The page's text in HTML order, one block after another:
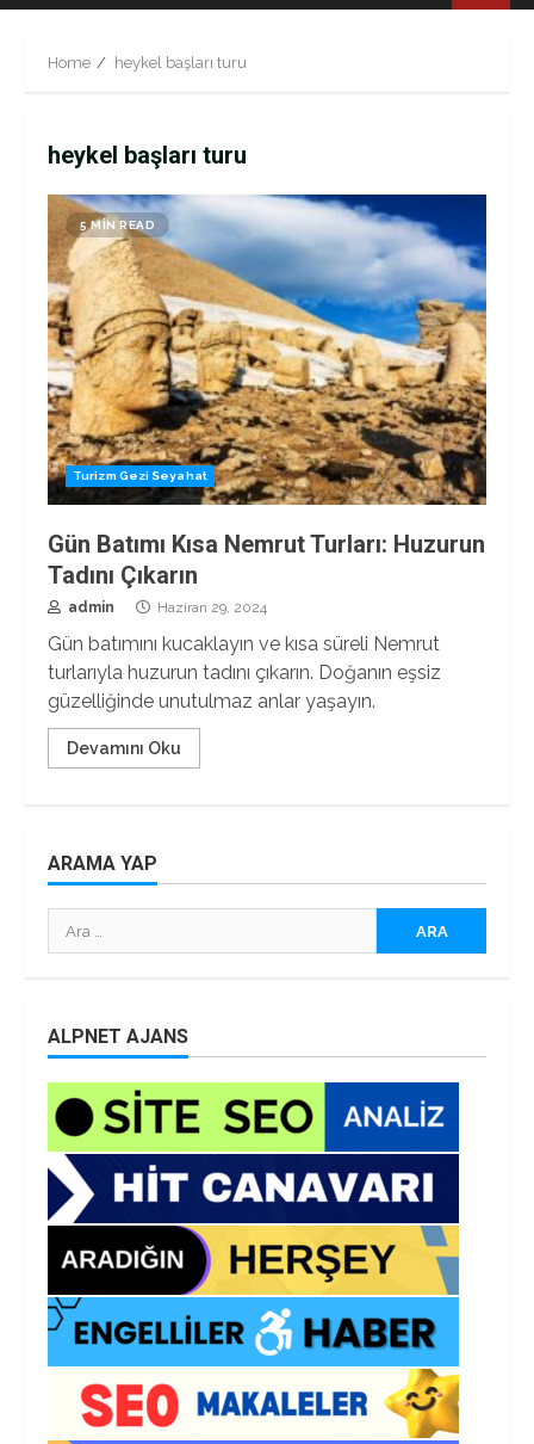
Home heykel başları turu
heykel başları turu
5 MIN READ
Turizm Gezi Seyahat
Gün Batımı Kısa Nemrut Turları: Huzurun
Tadını Çıkarın
admin Haziran 29, 2024
Gün batımını kucaklayın ve kısa süreli Nemrut
turlarıyla huzurun tadını çıkarın. Doğanın eşsiz
güzelliğinde unutulmaz anlar yaşayın.
Devamını Oku
ARAMA YAP
Arama:
ALPNET AJANS